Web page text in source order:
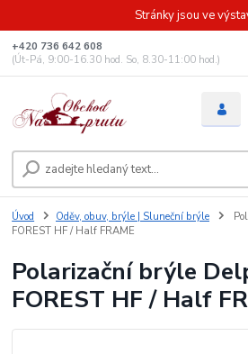
Stránky jsou ve
+420 736 642 608
(Út-Pá, 9:00-16.30 hod. So, 8.30-11:00 hod.)
Úvod Oděv, obuv, brýle | Sluneční brýle
FOREST HF / Half FRAME
Polarizační brýle
FOREST HF / Half